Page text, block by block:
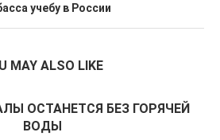
учебу в России
MAY ALSO LIKE
ОСТАНЕТСЯ БЕЗ ГОРЯЧЕЙ
ВОДЫ